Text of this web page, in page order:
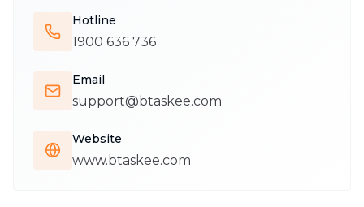
Hotline
1900 636 736
Email
support@btaskee.com
Website
www.btaskee.com